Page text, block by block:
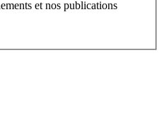
et nos publications